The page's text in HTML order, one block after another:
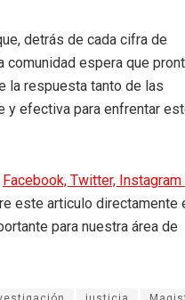
detrás de cada cifra de
comunidad espera que
la respuesta tanto de las
y efectiva para enfrentar
Facebook, Twitter, Instagram
este articulo directamente
para nuestra área de